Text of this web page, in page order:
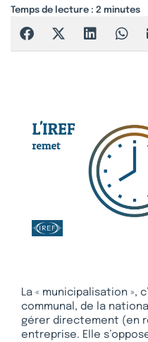
Temps de lecture : 2 minutes
La « municipalisation »,
communal, de la
gérer directement (en
entreprise. Elle